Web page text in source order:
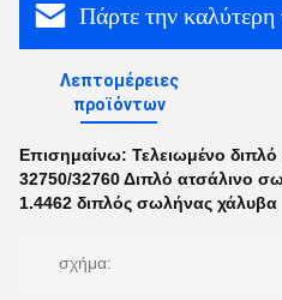
Πάρτε την καλύτερη
Λεπτομέρειες
προϊόντων
Επισημαίνω: Τελειωμένο
32750/32760 Διπλό ατσάλινο
1.4462 διπλός σωλήνας χάλυβα
σχήμα: